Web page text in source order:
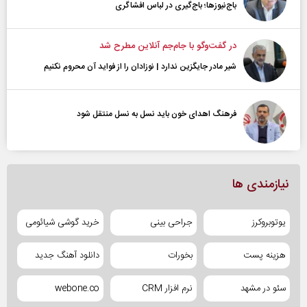
باج‌نیوزها؛ باج‌گیری در لباس افشاگری
در گفت‌و‌گو با جام‌جم آنلاین مطرح شد
شیر مادر جایگزین ندارد | نوزادان را از فواید آن محروم نکنیم
فرهنگ اهدای خون باید نسل به نسل منتقل شود
نیازمندی ها
یوتوبروکرز جراحی بینی خرید گوشی شیائومی
هزینه پست بخورات دانلود آهنگ جدید
سئو در مشهد نرم افزار CRM webone.co